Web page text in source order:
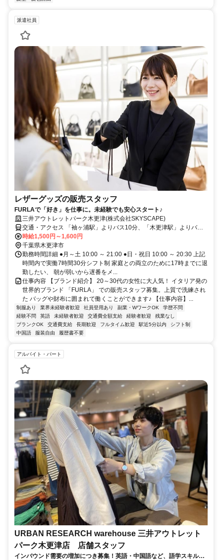
派遣社員
レザーグッズの販売スタッフ
FURLAで「好き」を仕事に。未経験でも安心スタート♪
三井アウトレットパーク木更津(株式会社SKYSCAPE)
交通・アクセス 「袖ヶ浦駅」よりバス10分、「木更津駅」よりバス
20分
時給1,500円～1,600円
千葉県木更津市
勤務時間詳細 ●月～土 10:00 ～ 21:00 ●日・祝日 10:00 ～ 20:30 上記
時間内で実働7時間30分シフト制 家庭との両立のために17時までに退
勤したい、 朝が弱いから遅番をメ...
仕事内容 【ブランド紹介】 20～30代の女性に大人気！ イタリア発の
世界的ブランド 「FURLA」 での販売スタッフ募集。上質で洗練され
た バッグや財布に囲まれて働くことができます♪ 【仕事内容】...
制服あり 業界未経験者歓迎 社員登用あり 副業・WワークOK
学歴不問
経験不問
英語 未経験者歓迎 交通費全額支給 経験者歓迎
残業なし
ブランクOK
交通費支給 長期歓迎 フルタイム歓迎 駅近5分以内
シフト制
中国語
服装自由 履歴書不要
アルバイト・パート
URBAN RESEARCH warehouse 三井アウトレット
パーク木更津店 店舗スタッフ
インバウンド需要の増加につき募集！英語・中国語など、語学スキルを